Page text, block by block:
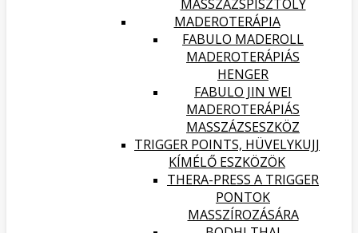
MASSZÁZSPISZTOLY
MADEROTERÁPIA
FABULO MADEROLL
MADEROTERÁPIÁS
HENGER
FABULO JIN WEI
MADEROTERÁPIÁS
MASSZÁZSESZKÖZ
TRIGGER POINTS, HÜVELYKUJJ
KÍMÉLŐ ESZKÖZÖK
THERA-PRESS A TRIGGER
PONTOK
MASSZÍROZÁSÁRA